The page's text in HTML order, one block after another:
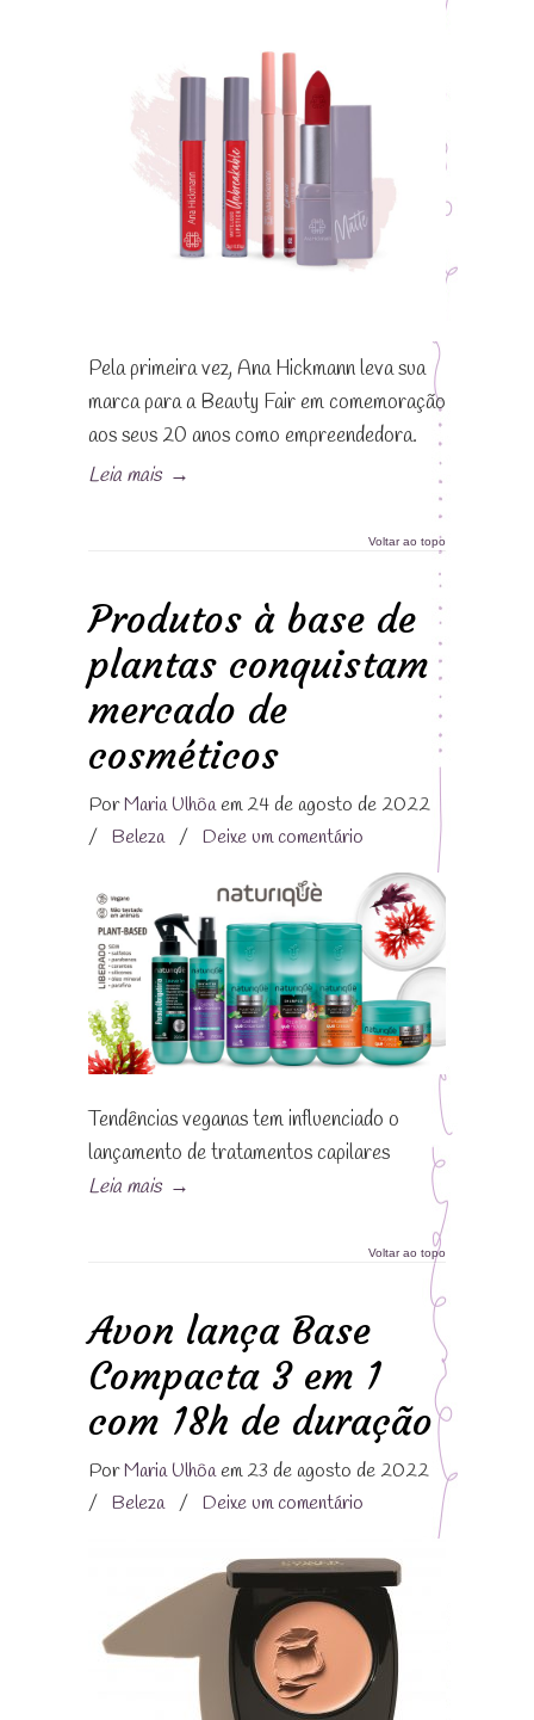
Pela primeira vez, Ana Hickmann leva sua
marca para a Beauty Fair em comemoração
aos seus 20 anos como empreendedora.
Leia mais →
Voltar ao topo
Produtos à base de
plantas conquistam
mercado de
cosméticos
PorMaria Ulhôaem 24 de agosto de 2022
/ Beleza / Deixe um comentário
Tendências veganas tem influenciado o
lançamento de tratamentos capilares
Leia mais →
Voltar ao topo
Avon lança Base
Compacta 3 em 1
com 18h de duração
PorMaria Ulhôaem 23 de agosto de 2022
/ Beleza / Deixe um comentário